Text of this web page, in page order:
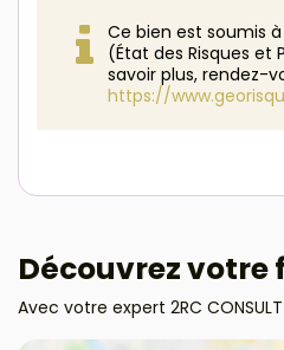
Ce bien est soumis à
(État des Risques et
savoir plus, rendez-
https://
Découvrez
Avec votre expert 2RC